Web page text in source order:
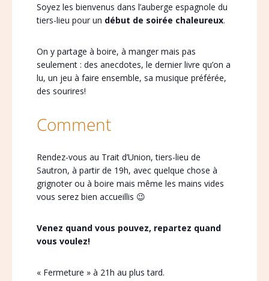
Soyez les bienvenus dans l’auberge espagnole du
tiers-lieu pour un début de soirée chaleureux.
On y partage à boire, à manger mais pas
seulement : des anecdotes, le dernier livre qu’on a
lu, un jeu à faire ensemble, sa musique préférée,
des sourires!
Comment
Rendez-vous au Trait d’Union, tiers-lieu de
Sautron, à partir de 19h, avec quelque chose à
grignoter ou à boire mais même les mains vides
vous serez bien accueillis 😉
Venez quand vous pouvez, repartez quand
vous voulez!
« Fermeture » à 21h au plus tard.